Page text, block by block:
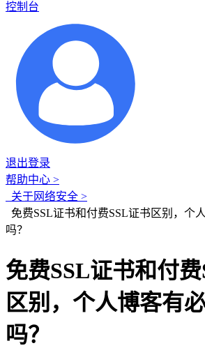
控制台
退出登录
帮助中心 >
关于网络安全 >
免费SSL证书和付费SSL证书区别，个
吗？
免费SSL证书和付
区别，个人博客有
吗？